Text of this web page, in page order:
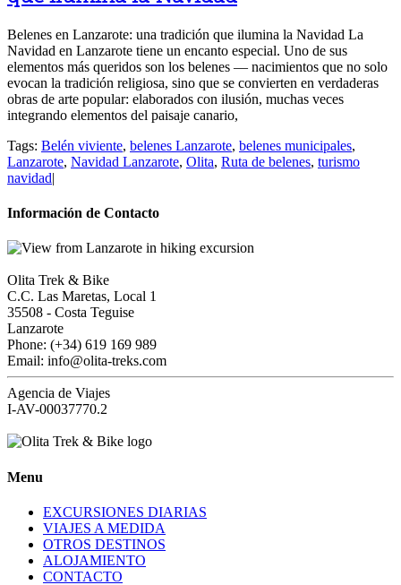
Belenes en Lanzarote: una tradición que ilumina la Navidad La
Navidad en Lanzarote tiene un encanto especial. Uno de sus
elementos más queridos son los belenes — nacimientos que no solo
evocan la tradición religiosa, sino que se convierten en verdaderas
obras de arte popular: elaborados con ilusión, muchas veces
integrando elementos del paisaje canario,
Tags: Belén viviente, belenes Lanzarote, belenes municipales,
Lanzarote, Navidad Lanzarote, Olita, Ruta de belenes, turismo
navidad|
Información de Contacto
Olita Trek & Bike
C.C. Las Maretas, Local 1
35508 - Costa Teguise
Lanzarote
Phone: (+34) 619 169 989
Email: info@olita-treks.com
Agencia de Viajes
I-AV-00037770.2
Menu
EXCURSIONES DIARIAS
VIAJES A MEDIDA
OTROS DESTINOS
ALOJAMIENTO
CONTACTO